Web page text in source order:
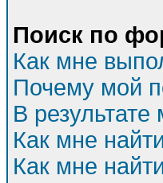
Поиск по
Как мне
Почему мой
В
Как мне
Как мне